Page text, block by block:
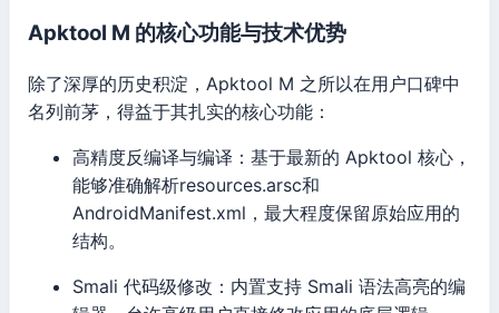
Apktool M 的核心功能与技术优势
除了深厚的历史积淀，Apktool M 之所以在用户口碑中
名列前茅，得益于其扎实的核心功能：
高精度反编译与编译：基于最新的 Apktool 核心，
能够准确解析resources.arsc和
AndroidManifest.xml，最大程度保留原始应用的
结构。
Smali 代码级修改：内置支持 Smali 语法高亮的编